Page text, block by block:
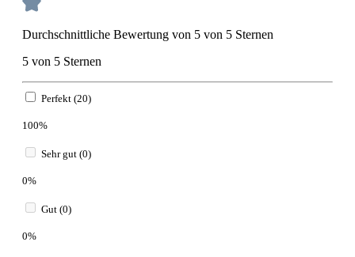
Durchschnittliche Bewertung von 5 von 5 Sternen
5 von 5 Sternen
Perfekt (20)
100%
Sehr gut (0)
0%
Gut (0)
0%